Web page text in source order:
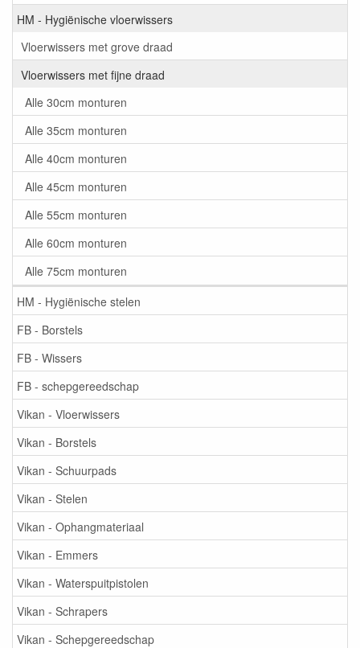
HM - Hygiënische vloerwissers
Vloerwissers met grove draad
Vloerwissers met fijne draad
Alle 30cm monturen
Alle 35cm monturen
Alle 40cm monturen
Alle 45cm monturen
Alle 55cm monturen
Alle 60cm monturen
Alle 75cm monturen
HM - Hygiënische stelen
FB - Borstels
FB - Wissers
FB - schepgereedschap
Vikan - Vloerwissers
Vikan - Borstels
Vikan - Schuurpads
Vikan - Stelen
Vikan - Ophangmateriaal
Vikan - Emmers
Vikan - Waterspuitpistolen
Vikan - Schrapers
Vikan - Schepgereedschap